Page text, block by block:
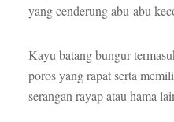
yang cenderung abu-abu
Kayu batang bungur
poros yang rapat serta
serangan rayap atau hama